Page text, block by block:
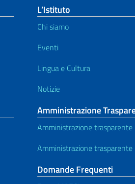
L’Istituto
Chi siamo
Eventi
Lingua e Cultura
Notizie
Amministrazione
Amministrazione
Amministrazione trasparente
Domande Frequenti